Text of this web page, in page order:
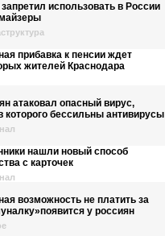
запретил использовать в России
прибавка к пенсии ждет
жителей Краснодара
атаковал опасный вирус,
которого бессильны антивирусы
нашли новый способ
с карточек
возможность не платить за
у россиян